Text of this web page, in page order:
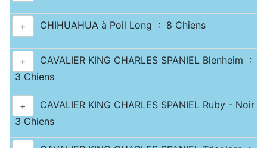
+ CHIHUAHUA à Poil Long : 8 Chiens
+
CAVALIER KING CHARLES SPANIEL Blenheim :
3 Chiens
+
CAVALIER KING CHARLES SPANIEL Ruby - Noir
3 Chiens